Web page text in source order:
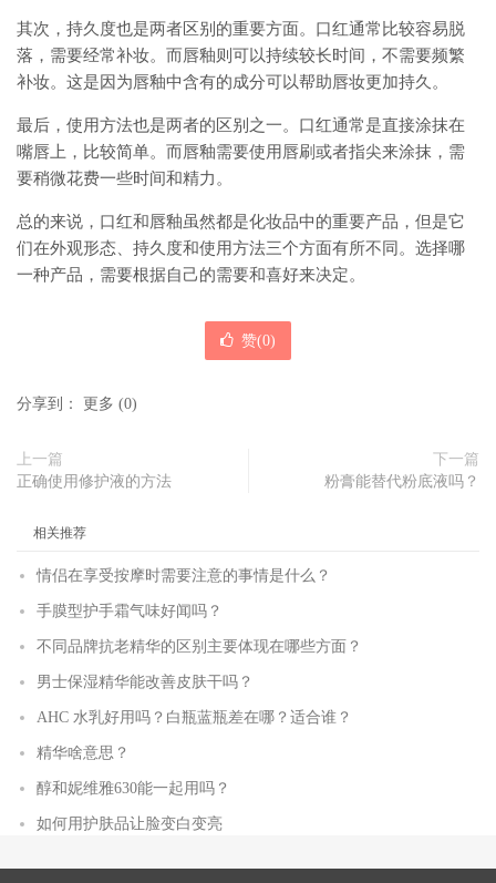
其次，持久度也是两者区别的重要方面。口红通常比较容易脱
落，需要经常补妆。而唇釉则可以持续较长时间，不需要频繁
补妆。这是因为唇釉中含有的成分可以帮助唇妆更加持久。
最后，使用方法也是两者的区别之一。口红通常是直接涂抹在
嘴唇上，比较简单。而唇釉需要使用唇刷或者指尖来涂抹，需
要稍微花费一些时间和精力。
总的来说，口红和唇釉虽然都是化妆品中的重要产品，但是它
们在外观形态、持久度和使用方法三个方面有所不同。选择哪
一种产品，需要根据自己的需要和喜好来决定。
赞(0)
分享到： 更多 (0)
上一篇
正确使用修护液的方法
下一篇
粉膏能替代粉底液吗？
相关推荐
情侣在享受按摩时需要注意的事情是什么？
手膜型护手霜气味好闻吗？
不同品牌抗老精华的区别主要体现在哪些方面？
男士保湿精华能改善皮肤干吗？
AHC 水乳好用吗？白瓶蓝瓶差在哪？适合谁？
精华啥意思？
醇和妮维雅630能一起用吗？
如何用护肤品让脸变白变亮